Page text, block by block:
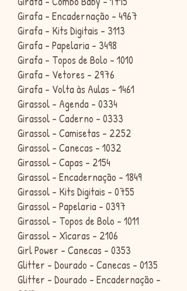
Girafa - Encadernação - 4967
Girafa - Kits Digitais - 3113
Girafa - Papelaria - 3498
Girafa - Topos de Bolo - 1010
Girafa - Vetores - 2976
Girafa - Volta às Aulas - 1461
Girassol - Agenda - 0334
Girassol - Caderno - 0333
Girassol - Camisetas - 2252
Girassol - Canecas - 1032
Girassol - Capas - 2154
Girassol - Encadernação - 1849
Girassol - Kits Digitais - 0755
Girassol - Papelaria - 0397
Girassol - Topos de Bolo - 1011
Girassol - Xícaras - 2106
Girl Power - Canecas - 0353
Glitter - Dourado - Canecas - 0135
Glitter - Dourado - Encadernação -